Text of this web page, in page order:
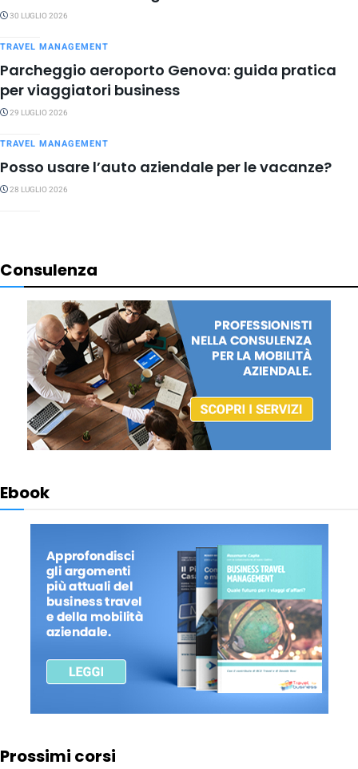
30 LUGLIO 2026
TRAVEL MANAGEMENT
Parcheggio aeroporto Genova: guida pratica
per viaggiatori business
29 LUGLIO 2026
TRAVEL MANAGEMENT
Posso usare l’auto aziendale per le vacanze?
28 LUGLIO 2026
Consulenza
Ebook
Prossimi corsi